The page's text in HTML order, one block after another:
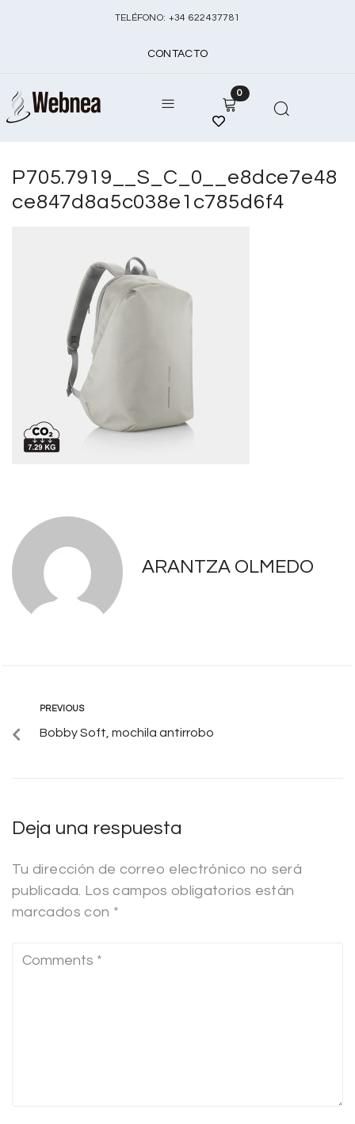
TELÉFONO: +34 622437781
CONTACTO
0
P705.7919__S_C_0__e8dce7e48
ce847d8a5c038e1c785d6f4
ARANTZA OLMEDO
PREVIOUS
Bobby Soft, mochila antirrobo
Deja una respuesta
Tu dirección de correo electrónico no será
publicada. Los campos obligatorios están
marcados con *